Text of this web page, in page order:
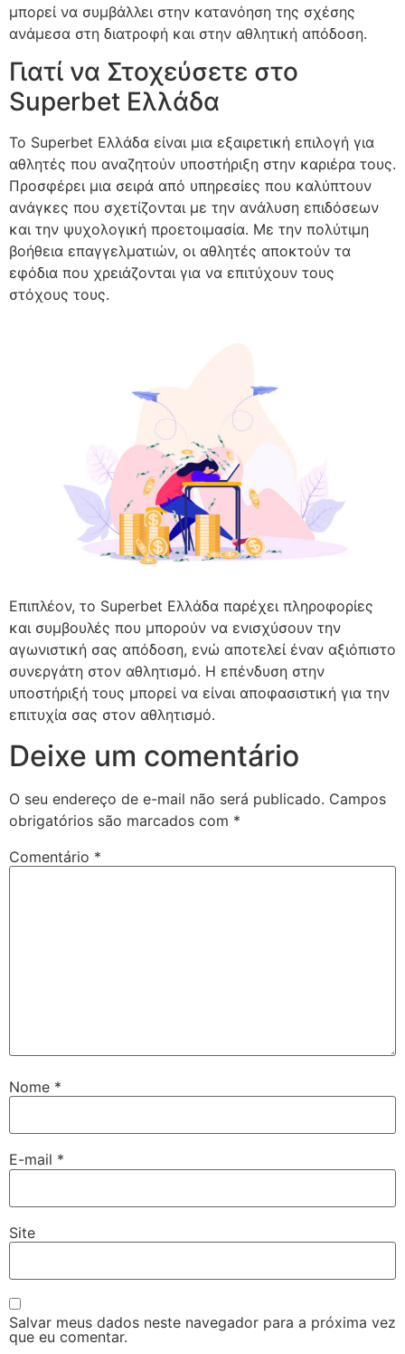
μπορεί να συμβάλλει στην κατανόηση της σχέσης
ανάμεσα στη διατροφή και στην αθλητική απόδοση.
Γιατί να Στοχεύσετε στο
Superbet Ελλάδα
Το Superbet Ελλάδα είναι μια εξαιρετική επιλογή για
αθλητές που αναζητούν υποστήριξη στην καριέρα τους.
Προσφέρει μια σειρά από υπηρεσίες που καλύπτουν
ανάγκες που σχετίζονται με την ανάλυση επιδόσεων
και την ψυχολογική προετοιμασία. Με την πολύτιμη
βοήθεια επαγγελματιών, οι αθλητές αποκτούν τα
εφόδια που χρειάζονται για να επιτύχουν τους
στόχους τους.
Επιπλέον, το Superbet Ελλάδα παρέχει πληροφορίες
και συμβουλές που μπορούν να ενισχύσουν την
αγωνιστική σας απόδοση, ενώ αποτελεί έναν αξιόπιστο
συνεργάτη στον αθλητισμό. Η επένδυση στην
υποστήριξή τους μπορεί να είναι αποφασιστική για την
επιτυχία σας στον αθλητισμό.
Deixe um comentário
O seu endereço de e-mail não será publicado. Campos
obrigatórios são marcados com *
Comentário *
Nome *
E-mail *
Site
Salvar meus dados neste navegador para a próxima vez
que eu comentar.